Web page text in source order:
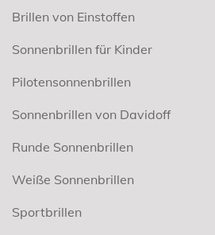
Brillen von Einstoffen
Sonnenbrillen für Kinder
Pilotensonnenbrillen
Sonnenbrillen von Davidoff
Runde Sonnenbrillen
Weiße Sonnenbrillen
Sportbrillen